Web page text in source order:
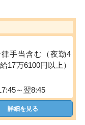
手当含む（夜勤4
17万6100円以上）
～翌8:45
詳細を見る